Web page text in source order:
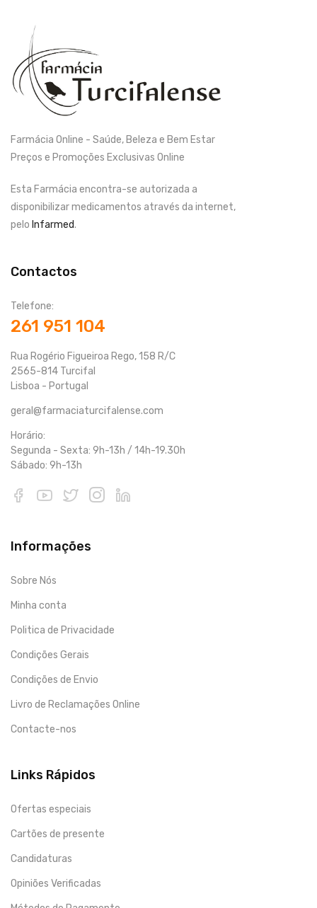
Farmácia Online - Saúde, Beleza e Bem Estar
Preços e Promoções Exclusivas Online
Esta Farmácia encontra-se autorizada a
disponibilizar medicamentos através da internet,
pelo Infarmed.
Contactos
Telefone:
261 951 104
Rua Rogério Figueiroa Rego, 158 R/C
2565-814 Turcifal
Lisboa - Portugal
geral@farmaciaturcifalense.com
Horário:
Segunda - Sexta: 9h-13h / 14h-19.30h
Sábado: 9h-13h
Informações
Sobre Nós
Minha conta
Politica de Privacidade
Condições Gerais
Condições de Envio
Livro de Reclamações Online
Contacte-nos
Links Rápidos
Ofertas especiais
Cartões de presente
Candidaturas
Opiniões Verificadas